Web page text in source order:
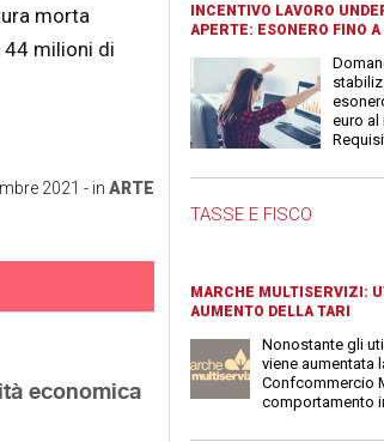
morta
milioni di
2021 - in ARTE
economica
INCENTIVO LAVORO
APERTE: ESONERO FINO
euro al
TASSE E FISCO
MARCHE MULTISERVIZI:
AUMENTO DELLA TARI
Nonostante gli
viene aumentata
Confcommercio
comportamento